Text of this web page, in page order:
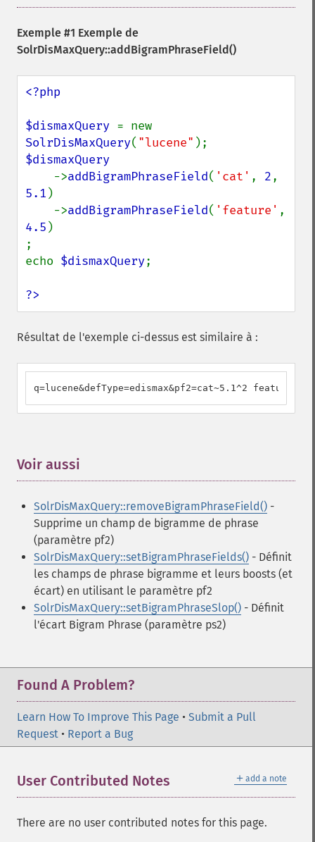
Exemple #1 Exemple de
SolrDisMaxQuery::addBigramPhraseField()
<?php
$dismaxQuery
SolrDisMaxQuery( "lucene"
$dismaxQuery
->addBigramPhraseField( 'cat' , 2
5.1 )
    ->
addBigramPhraseField( 'feature'
4.5 )
;
echo $dismaxQuery;
?>
Résultat de l'exemple ci-dessus est similaire à :
q=lucene&defType=edismax&pf2=cat~5.1^2 feature^4.5
Voir aussi
SolrDisMaxQuery::removeBigramPhraseField() -
Supprime un champ de bigramme de phrase
(paramètre pf2)
SolrDisMaxQuery::setBigramPhraseFields() - Définit
les champs de phrase bigramme et leurs boosts (et
écart) en utilisant le paramètre pf2
SolrDisMaxQuery::setBigramPhraseSlop() - Définit
l'écart Bigram Phrase (paramètre ps2)
Found A Problem?
Learn How To Improve This Page • Submit a Pull
Request • Report a Bug
＋ add a note
User Contributed Notes
There are no user contributed notes for this page.